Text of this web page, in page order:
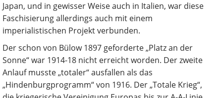
Japan, und in gewisser Weise auch in Italien, war diese
Faschisierung allerdings auch mit einem
imperialistischen Projekt verbunden.
Der schon von Bülow 1897 geforderte „Platz an der
Sonne“ war 1914-18 nicht erreicht worden. Der zweite
Anlauf musste „totaler“ ausfallen als das
„Hindenburgprogramm“ von 1916. Der „Totale Krieg“,